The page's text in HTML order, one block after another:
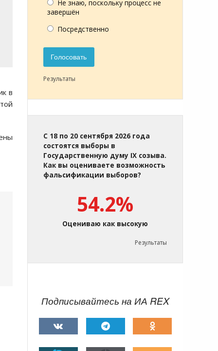
в
Не знаю, поскольку процесс не
завершён
Посредственно
Голосовать
Результаты
С 18 по 20 сентября 2026 года
состоятся выборы в
Государственную думу IX созыва.
Как вы оцениваете возможность
фальсификации выборов?
54.2%
Оцениваю как высокую
Результаты
Подписывайтесь на ИА REX